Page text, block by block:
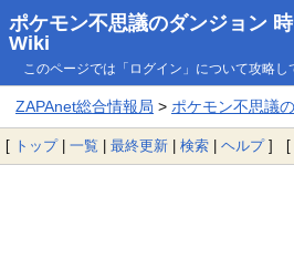
ポケモン不思議のダンジョン
Wiki
このページでは「ログイン」について攻略し
ZAPAnet総合情報局 > ポケモン不思議
[ トップ| 一覧 | 最終更新 | 検索 | ヘルプ] [